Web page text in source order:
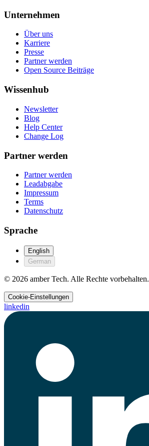
Unternehmen
Über uns
Karriere
Presse
Partner werden
Open Source Beiträge
Wissenhub
Newsletter
Blog
Help Center
Change Log
Partner werden
Partner werden
Leadabgabe
Impressum
Terms
Datenschutz
Sprache
English
German
© 2026 amber Tech. Alle Rechte vorbehalten.
Cookie-Einstellungen
linkedin